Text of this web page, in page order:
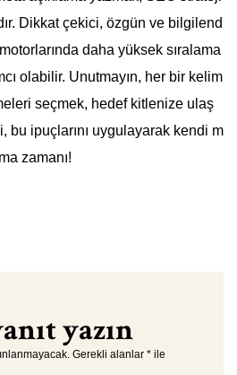
Dikkat çekici, özgün ve bilgilend
daha yüksek sıralama
olabilir. Unutmayın, her bir kelim
seçmek, hedef kitlenize ulaş
bu ipuçlarını uygulayarak kendi m
zamanı!
yazın
Gerekli alanlar * ile